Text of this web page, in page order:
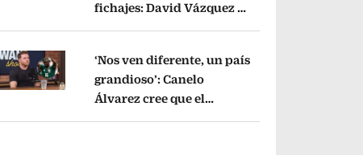
Opens in new windowfichajes: David Vázquez se
Opens in new window
‘Nos ven diferente, un país
grandioso’: Canelo
Álvarez cree que el